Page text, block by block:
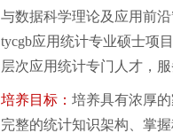
与数据科学理论及应用前沿
tycgb应用统计专业硕士项
层次应用统计专门人才，
培养目标： 培养具有浓厚
完整的统计知识架构、掌